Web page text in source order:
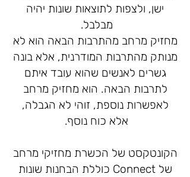
ישן, ולצפות לתוצאות שונות יהיה
מבלבל.
מחזיק מרחב מהתרבות הבאה הוא לא
מנותק מהתרבות המודרנית, אלא בונה
גשרים לאנשים שהוא עובד איתם
לתרבות הבאה. הוא מחזיק מרחב
לאפשרות נוספת, זוהי לא הגבלה,
אלא כוח נוסף.
הקונטקסט של הכשרת מחזיקי מרחב
של Connect כוללת הבחנות שונות